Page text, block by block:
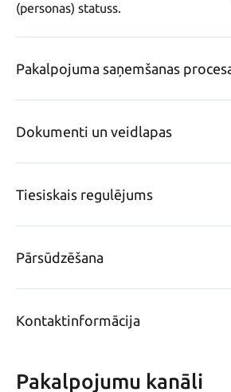
(personas) statuss.
Pakalpojuma saņemšanas
Dokumenti un veidlapas
Tiesiskais regulējums
Pārsūdzēšana
Kontaktinformācija
Pakalpojumu kanāli